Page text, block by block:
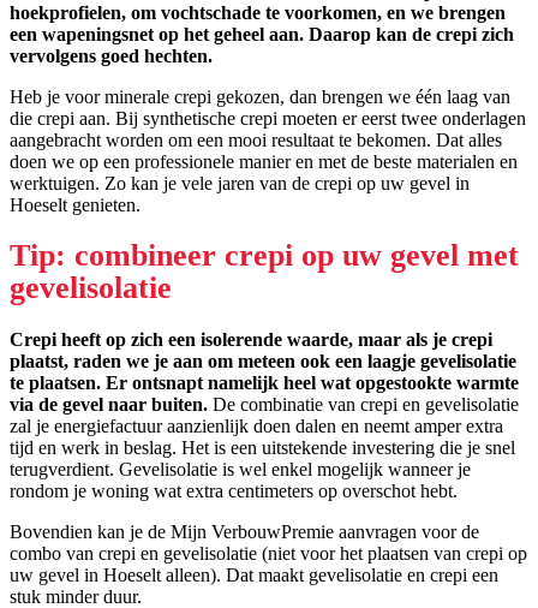
hoekprofielen, om vochtschade te voorkomen, en we brengen
een wapeningsnet op het geheel aan. Daarop kan de crepi zich
vervolgens goed hechten.
Heb je voor minerale crepi gekozen, dan brengen we één laag van
die crepi aan. Bij synthetische crepi moeten er eerst twee onderlagen
aangebracht worden om een mooi resultaat te bekomen. Dat alles
doen we op een professionele manier en met de beste materialen en
werktuigen. Zo kan je vele jaren van de crepi op uw gevel in
Hoeselt genieten.
Tip: combineer crepi op uw gevel met
gevelisolatie
Crepi heeft op zich een isolerende waarde, maar als je crepi
plaatst, raden we je aan om meteen ook een laagje gevelisolatie
te plaatsen. Er ontsnapt namelijk heel wat opgestookte warmte
via de gevel naar buiten. De combinatie van crepi en gevelisolatie
zal je energiefactuur aanzienlijk doen dalen en neemt amper extra
tijd en werk in beslag. Het is een uitstekende investering die je snel
terugverdient. Gevelisolatie is wel enkel mogelijk wanneer je
rondom je woning wat extra centimeters op overschot hebt.
Bovendien kan je de Mijn VerbouwPremie aanvragen voor de
combo van crepi en gevelisolatie (niet voor het plaatsen van crepi op
uw gevel in Hoeselt alleen). Dat maakt gevelisolatie en crepi een
stuk minder duur.